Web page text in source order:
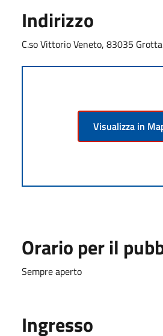
Indirizzo
C.so Vittorio Veneto, 83035
Visualizza in
Orario per il
Sempre aperto
Ingresso